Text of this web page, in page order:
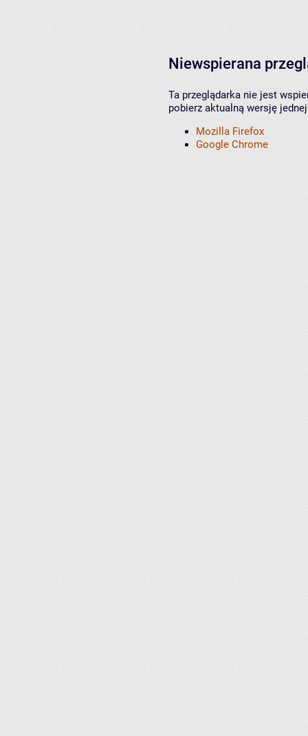
Niewspierana
Ta przeglądarka nie jest
pobierz aktualną wersję
Mozilla Firefox
Google Chrome